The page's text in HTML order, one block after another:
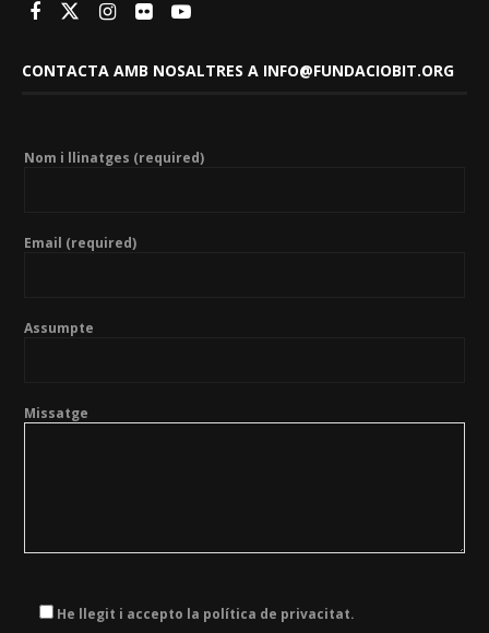
CONTACTA AMB NOSALTRES A INFO@FUNDACIOBIT.ORG
Nom i llinatges (required)
Email (required)
Assumpte
Missatge
He llegit i accepto la política de privacitat.